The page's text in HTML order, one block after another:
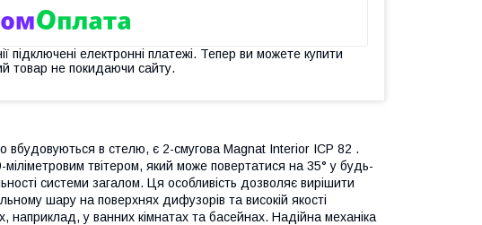
підключені електронні платежі. Тепер ви можете купити
товар не покидаючи сайту.
в стелю, є 2-смугова Magnat Interior ICP 82 .
твітером, який може повертатися на 35° у будь-
системи загалом. Ця особливість дозволяє вирішити
шару на поверхнях дифузорів та високій якості
наприклад, у ванних кімнатах та басейнах. Надійна механіка